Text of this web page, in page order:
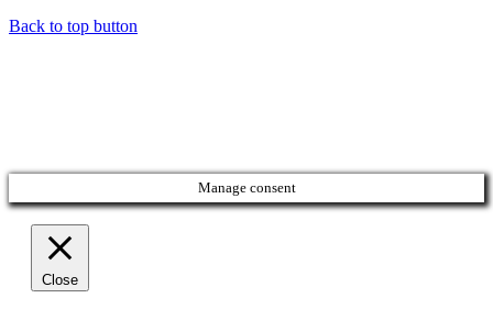
Back to top button
Manage consent
Close